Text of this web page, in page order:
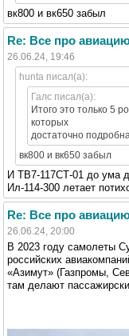
вк800 и вк650 забыл
Re: Все про
26.06.24, 19:46
hunta писал(а):
Галс писал(а):
Итого это только 5
которых
достаточно подробна.
вк800 и вк650 забыл
И ТВ7-117СТ-01 до ума
Ил-114-300 летает
Re: Все про
26.06.24, 20:00
В 2023 году самолеты
российских
«Азимут» (Газпромы,
там делают